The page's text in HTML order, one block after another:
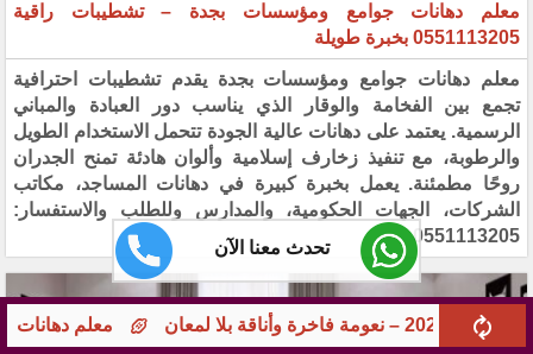
تحدث معنا الآن
معلم دهانات جوامع ومؤسسات بجدة – تشطيبات راقية
معلم دهانات جوامع ومؤسسات بجدة – تشطيبات راقية
0551113205 بخبرة طويلة
معلم دهانات جوامع ومؤسسات بجدة يقدم تشطيبات احترافية
تجمع بين الفخامة والوقار الذي يناسب دور العبادة والمباني
الرسمية. يعتمد على دهانات عالية الجودة تتحمل الاستخدام الطويل
والرطوبة، مع تنفيذ زخارف إسلامية وألوان هادئة تمنح الجدران
روحًا مطمئنة. يعمل بخبرة كبيرة في دهانات المساجد، مكاتب
الشركات، الجهات الحكومية، والمدارس وللطلب والاستفسار:
0551113205